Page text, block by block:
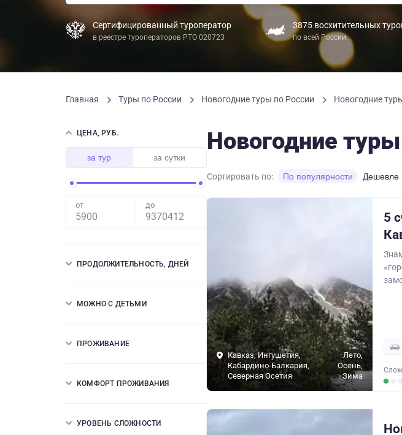
Сертифицированный туроператор
в реестре туроператоров РТО 020723
3875 восхитительных
по всей России
Главная Туры по России Новогодние туры по России Новогодние
ЦЕНА, РУБ.
за тур за сутки
от до
ПРОДОЛЖИТЕЛЬНОСТЬ, ДНЕЙ
МОЖНО С ДЕТЬМИ
ПРОЖИВАНИЕ
КОМФОРТ ПРОЖИВАНИЯ
УРОВЕНЬ СЛОЖНОСТИ
Новогодние
Сортировать по: По популярности Дешевле
Кавказ, Ингушетия,
Кабардино-Балкария,
Северная Осетия
Лето,
Осень,
Зима
5